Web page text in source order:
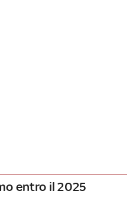
entro il 2025